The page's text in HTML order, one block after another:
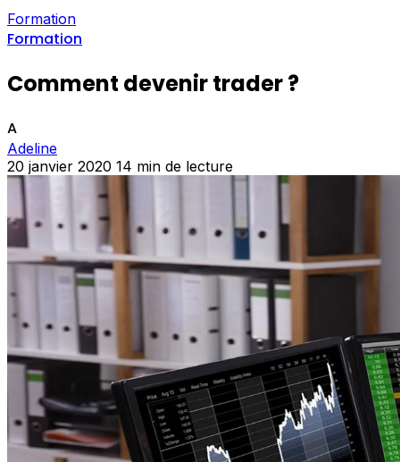
Formation
Formation
Comment devenir trader ?
A
Adeline
20 janvier 2020 14 min de lecture